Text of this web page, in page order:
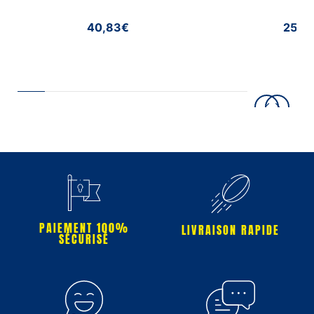
40,83€
PAIEMENT 100%
SÉCURISÉ
LIVRAISON RAPIDE